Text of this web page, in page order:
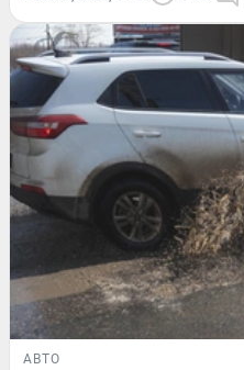
АВТО